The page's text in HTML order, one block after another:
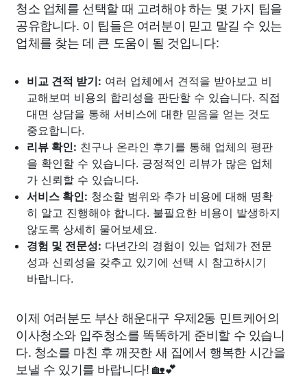
청소 업체를 선택할 때 고려해야 하는 몇 가지 팁을
공유합니다. 이 팁들은 여러분이 믿고 맡길 수 있는
업체를 찾는 데 큰 도움이 될 것입니다:
비교 견적 받기: 여러 업체에서 견적을 받아보고 비
교해보며 비용의 합리성을 판단할 수 있습니다. 직접
대면 상담을 통해 서비스에 대한 믿음을 얻는 것도
중요합니다.
리뷰 확인: 친구나 온라인 후기를 통해 업체의 평판
을 확인할 수 있습니다. 긍정적인 리뷰가 많은 업체
가 신뢰할 수 있습니다.
서비스 확인: 청소할 범위와 추가 비용에 대해 명확
히 알고 진행해야 합니다. 불필요한 비용이 발생하지
않도록 상세히 물어보세요.
경험 및 전문성: 다년간의 경험이 있는 업체가 전문
성과 신뢰성을 갖추고 있기에 선택 시 참고하시기
바랍니다.
이제 여러분도 부산 해운대구 우제2동 민트케어의
이사청소와 입주청소를 똑똑하게 준비할 수 있습니
다. 청소를 마친 후 깨끗한 새 집에서 행복한 시간을
보낼 수 있기를 바랍니다! 🏡💕